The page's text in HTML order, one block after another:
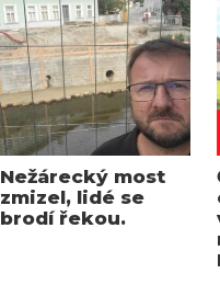
Nežárecký most
zmizel, lidé se
brodí řekou.